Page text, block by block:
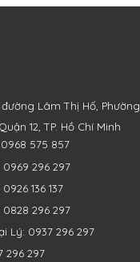
Lâm Thị Hố, Phường
12, TP. Hồ Chí Minh
575 857
296 297
136 137
296 297
Lý: 0937 296 297
296 297